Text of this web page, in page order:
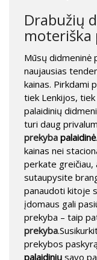
Drabužių
moteriška
Mūsų didmeninė
naujausias
kainas. Pirkdami
tiek Lenkijos,
palaidinių
turi daug
prekyba palaidinė
kainas nei
perkate greičiau,
sutaupysite
panaudoti kitoje
įdomaus gali
prekyba – taip
prekyba
prekybos
palaidinių savo